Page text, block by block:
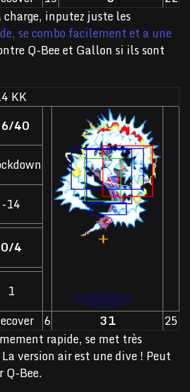
charge, inputez juste les
se combo facilement et a une
Q-Bee et Gallon si ils sont
KK
40
-14
0/4
1
6 31
25
rapide, se met très
version air est une dive ! Peut
Bee.